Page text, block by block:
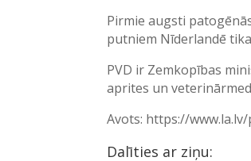
Pirmie augsti
putniem Nīderlandē
PVD ir Zemkopības
aprites un
Avots: https://
Dalīties ar ziņu: